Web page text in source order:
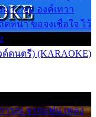
า.. ขอ องค์เทวา
หนา ขอจงเชื่อใจ ไว้
ดนตรี) (KARAOKE)
รุณ จากแฟน เพลง